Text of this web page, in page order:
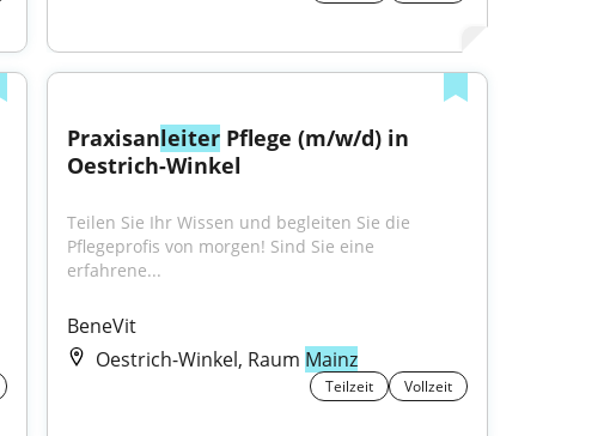
Praxisanleiter Pflege (m/w/d) in
Oestrich-Winkel
Teilen Sie Ihr Wissen und begleiten Sie die
Pflegeprofis von morgen! Sind Sie eine
erfahrene...
BeneVit
Oestrich-Winkel, Raum Mainz
Teilzeit Vollzeit